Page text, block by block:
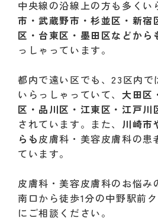
中央線の沿線上の方も多くい
市・武蔵野市・杉並区・新宿
区・台東区・墨田区などから
っしゃっています。
都内で遠い区でも、23区内
いらっしゃっていて、大田区
区・品川区・江東区・江戸川
されています。また、 川崎市
らも皮膚科・美容皮膚科の患
ています。
皮膚科・美容皮膚科のお悩み
南口から徒歩1分の中野駅前
にご相談ください。